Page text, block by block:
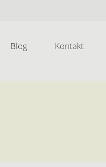
Blog Kontakt